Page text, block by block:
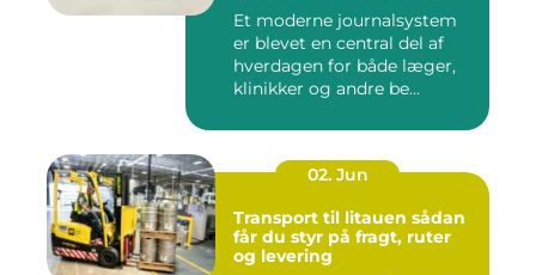
Et moderne journalsystem
er blevet en central del af
hverdagen for både læger,
klinikker og andre be...
02. Jun
Transport til litauen sådan
får du styr på fragt, ruter
og levering